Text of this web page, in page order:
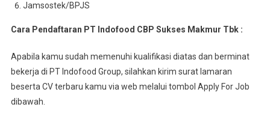
Jamsostek/BPJS
Cara Pendaftaran PT Indofood CBP Sukses Makmur Tbk :
Apabila kamu sudah memenuhi kualifikasi diatas dan berminat
bekerja di PT Indofood Group, silahkan kirim surat lamaran
beserta CV terbaru kamu via web melalui tombol Apply For Job
dibawah.